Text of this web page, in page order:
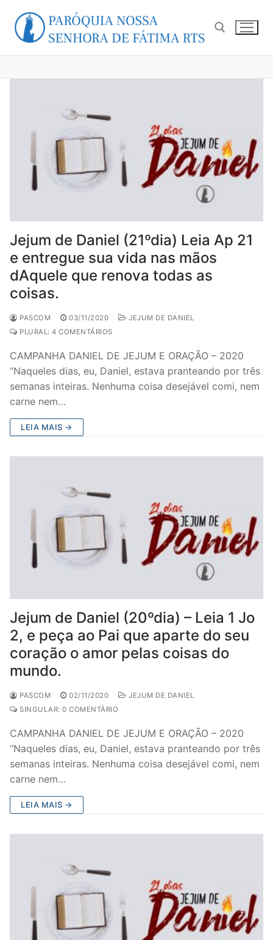
para
Pesquisar por:
Jejum de Daniel (21ºdia) Leia Ap 21
e entregue sua vida nas mãos
dAquele que renova todas as
coisas.
PASCOM 03/11/2020
JEJUM DE DANIEL
PLURAL: 4 COMENTÁRIOS
CAMPANHA DANIEL DE JEJUM E ORAÇÃO – 2020
“Naqueles dias, eu, Daniel, estava pranteando por três
semanas inteiras. Nenhuma coisa desejável comi, nem
carne nem…
LEIA MAIS →
Jejum de Daniel (20ºdia) – Leia 1 Jo
2, e peça ao Pai que aparte do seu
coração o amor pelas coisas do
mundo.
PASCOM 02/11/2020
JEJUM DE DANIEL
SINGULAR: 0 COMENTÁRIO
CAMPANHA DANIEL DE JEJUM E ORAÇÃO – 2020
“Naqueles dias, eu, Daniel, estava pranteando por três
semanas inteiras. Nenhuma coisa desejável comi, nem
carne nem…
LEIA MAIS →